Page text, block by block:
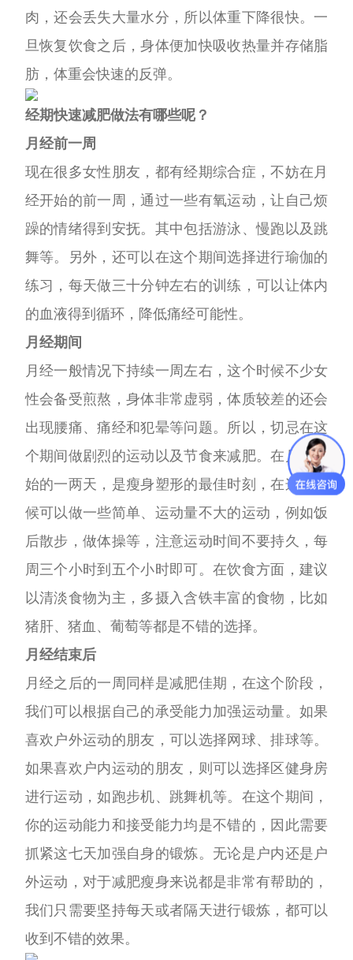
肉，还会丢失大量水分，所以体重下降很快。一
旦恢复饮食之后，身体便加快吸收热量并存储脂
肪，体重会快速的反弹。
经期快速减肥做法有哪些呢？
月经前一周
现在很多女性朋友，都有经期综合症，不妨在月
经开始的前一周，通过一些有氧运动，让自己烦
躁的情绪得到安抚。 其中包括游泳、慢跑以及跳
舞等。另外，还可以在这个期间选择进行瑜伽的
练习，每天做三十分钟左右的训练，可以让体内
的血液得到循环，降低痛经可能性。
月经期间
月经一般情况下持续一周左右，这个时候不少女
性会备受煎熬，身体非常虚弱，体质较差的还会
出现腰痛、痛经和犯晕等问题。所以，切忌在这
个期间做剧烈的运动以及节食来减肥。在月经开
始的一两天，是瘦身塑形的最佳时刻，在这个时
候可以做一些简单、运动量不大的运动，例如饭
后散步，做体操等，注意运动时间不要持久，每
周三个小时到五个小时即可。在饮食方面，建议
以清淡食物为主，多摄入含铁丰富的食物，比如
猪肝、猪血、葡萄等都是不错的选择。
月经结束后
月经之后的一周同样是减肥佳期，在这个阶段，
我们可以根据自己的承受能力加强运动量。如果
喜欢户外运动的朋友， 可以选择网球、排球等。
如果喜欢户内运动的朋友，则可以选择区健身房
进行运动，如跑步机、跳舞机等。在这个期间，
你的运动能力和接受能力均是不错的，因此需要
抓紧这七天加强自身的锻炼。无论是户内还是户
外运动，对于减肥瘦身来说都是非常有帮助的，
我们只需要坚持每天或者隔天进行锻炼，都可以
收到不错的效果。